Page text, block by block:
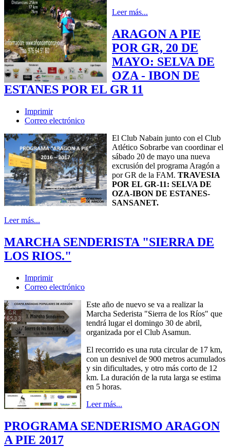
Leer más...
ARAGON A PIE
POR GR, 20 DE
MAYO: SELVA DE
OZA - IBON DE
ESTANES POR EL GR 11
Imprimir
Correo electrónico
El Club Nabain junto con el Club
Atlético Sobrarbe van coordinar el
sábado 20 de mayo una nueva
excrusión del programa Aragón a
por GR de la FAM. TRAVESIA
POR EL GR-11: SELVA DE
OZA-IBON DE ESTANES-
SANSANET.
Leer más...
MARCHA SENDERISTA "SIERRA DE
LOS RIOS."
Imprimir
Correo electrónico
Este año de nuevo se va a realizar la
Marcha Sederista "Sierra de los Ríos" que
tendrá lugar el domingo 30 de abril,
organizada por el Club Asamun.
El recorrido es una ruta circular de 17 km,
con un desnivel de 900 metros acumulados
y sin dificultades, y otro más corto de 12
km. La duración de la ruta larga se estima
en 5 horas.
Leer más...
PROGRAMA SENDERISMO ARAGON
A PIE 2017